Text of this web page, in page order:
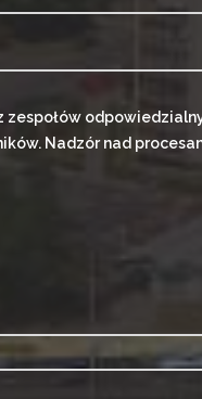
Nadzór nad